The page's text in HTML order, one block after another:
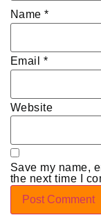
Name*
Email *
Website
Save my name,
the next time I